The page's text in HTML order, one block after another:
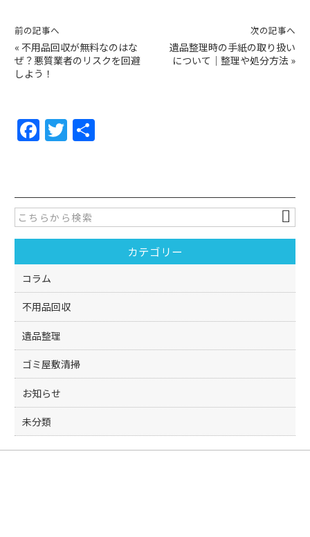
前の記事へ
« 不用品回収が無料なのはな
ぜ？悪質業者のリスクを回避
しよう！
次の記事へ
遺品整理時の手紙の取り扱い
について｜整理や処分方法 »
F
a
e
b
o
o
k
T
w
er
カテゴリー
コラム
不用品回収
遺品整理
ゴミ屋敷清掃
お知らせ
未分類